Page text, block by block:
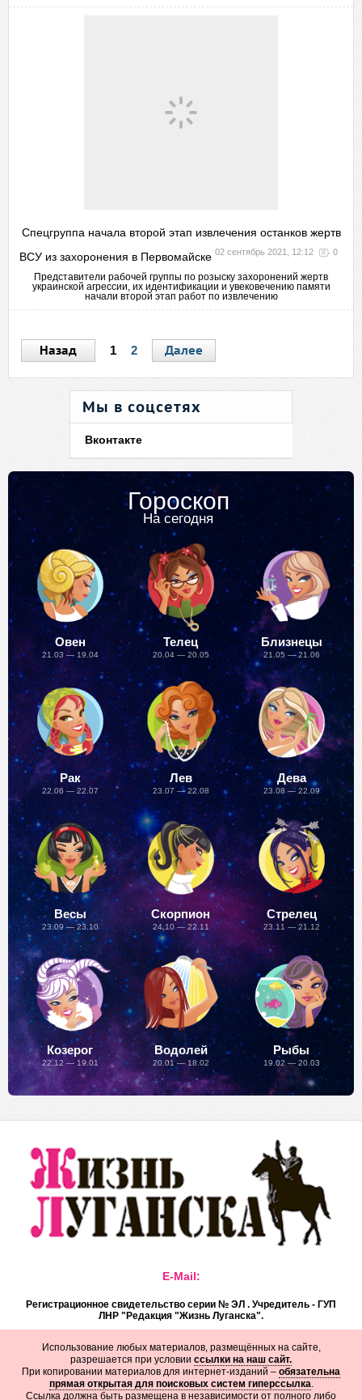
Спецгруппа начала второй этап извлечения останков жертв
ВСУ из захоронения в Первомайске 02 сентябрь 2021, 12:12 0
Представители рабочей группы по розыску захоронений жертв
украинской агрессии, их идентификации и увековечению памяти
начали второй этап работ по извлечению
Назад 1 2 Далее
Мы в соцсетях
Вконтакте
Гороскоп
На сегодня
Овен
21.03 — 19.04
Телец
20.04 — 20.05
Близнецы
21.05 — 21.06
Рак
22.06 — 22.07
Лев
23.07 — 22.08
Дева
23.08 — 22.09
Весы
23.09 — 23.10
Скорпион
24.10 — 22.11
Стрелец
23.11 — 21.12
Козерог
22.12 — 19.01
Водолей
20.01 — 18.02
Рыбы
19.02 — 20.03
E-Mail:
Регистрационное свидетельство серии № ЭЛ . Учредитель - ГУП
ЛНР "Редакция "Жизнь Луганска".
Использование любых материалов, размещённых на сайте,
разрешается при условии ссылки на наш сайт.
При копировании материалов для интернет-изданий – обязательна
прямая открытая для поисковых систем гиперссылка.
Ссылка должна быть размещена в независимости от полного либо